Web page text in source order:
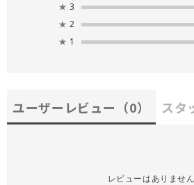
★ 3
★ 2
★ 1
ユーザーレビュー （0） スタ
レビューはありません